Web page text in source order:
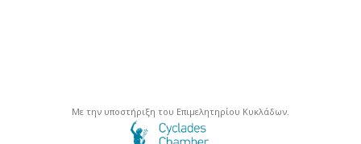
Με την υποστήριξη του Επιμελητηρίου Κυκλάδων.